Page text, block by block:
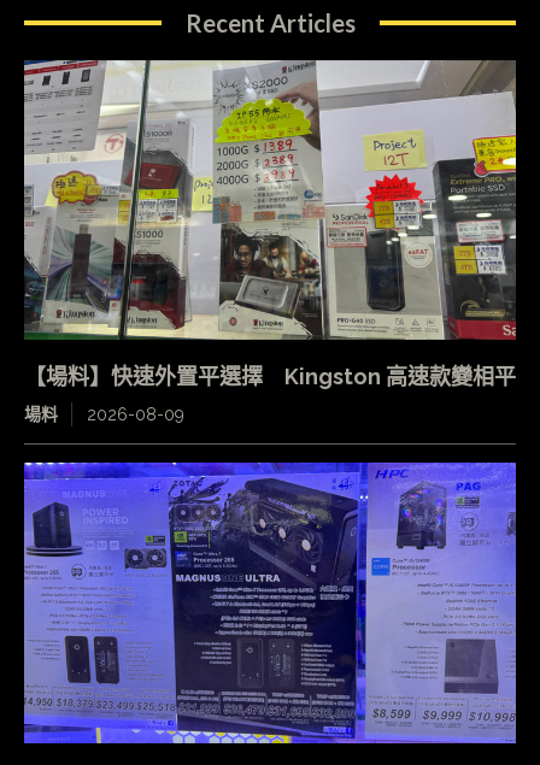
Recent Articles
【場料】快速外置平選擇 Kingston 高速款變相平
場料 2026-08-09